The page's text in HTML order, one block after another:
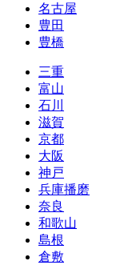
名古屋
豊田
豊橋
三重
富山
石川
滋賀
京都
大阪
神戸
兵庫播磨
奈良
和歌山
島根
倉敷